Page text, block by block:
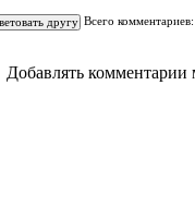
Всего
Добавлять комментарии